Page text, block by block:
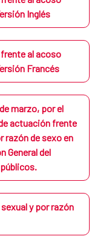
Inglés
al acoso
Francés
marzo, por el
actuación frente
razón de sexo en
General del
y por razón